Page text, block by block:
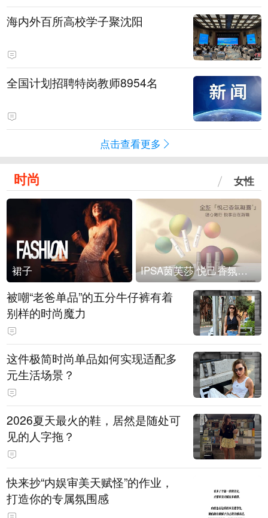
海内外百所高校学子聚沈阳
全国计划招聘特岗教师8954名
点击查看更多
时尚 女性
裙子 IPSA茵芙莎 悦己香氛凝露上市
被嘲“老爸单品”的五分牛仔裤有着
别样的时尚魔力
这件极简时尚单品如何实现适配多
元生活场景？
2026夏天最火的鞋，居然是随处可
见的人字拖？
快来抄“内娱审美天赋怪”的作业，
打造你的专属氛围感